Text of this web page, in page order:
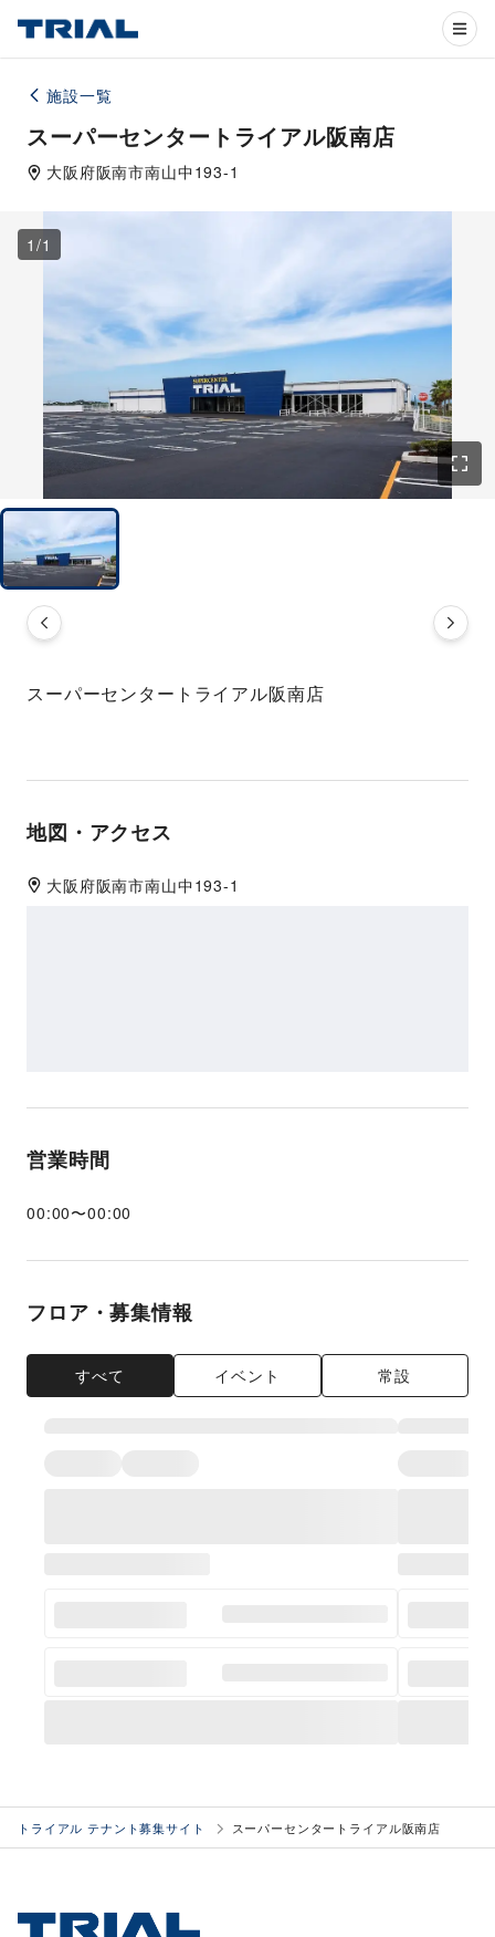
施設一覧
スーパーセンタートライアル阪南店
大阪府阪南市南山中193-1
1 /1
スーパーセンタートライアル阪南店
地図・アクセス
大阪府阪南市南山中193-1
営業時間
00:00〜00:00
フロア・募集情報
すべて イベント 常設
トライアル テナント募集サイト スーパーセンタートライアル阪南店